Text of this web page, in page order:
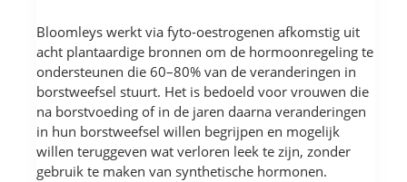
Bloomleys werkt via fyto-oestrogenen afkomstig uit
acht plantaardige bronnen om de hormoonregeling te
ondersteunen die 60–80% van de veranderingen in
borstweefsel stuurt. Het is bedoeld voor vrouwen die
na borstvoeding of in de jaren daarna veranderingen
in hun borstweefsel willen begrijpen en mogelijk
willen teruggeven wat verloren leek te zijn, zonder
gebruik te maken van synthetische hormonen.